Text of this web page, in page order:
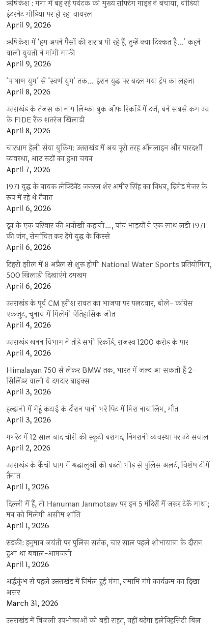
ऋषिकेश : गंगा में बह रहे पर्यटक को मुख्य राफ्टिंग गाइड ने बचाया, वीडियो
इंटरनेट मीडिया पर हो रहा वायरल
April 9, 2026
ऋषिकेश में ‘हम अपने पैसों की शराब पी रहे हैं, तुम्हें क्या दिक्कत है…’ कहने
वाली युवती ने मांगी माफी
April 9, 2026
‘पाषाण युग’ से ‘स्वर्ण युग’ तक… ईरान युद्ध पर बदल गया ट्रंप का लहजा
April 8, 2026
उत्तराखंड के तेजस का नाम लिम्का बुक ऑफ रिकॉर्ड में दर्ज, बने सबसे कम उम्र
के FIDE रैंक शतरंज खिलाड़ी
April 8, 2026
चारधाम हेली सेवा बुकिंग: उत्तराखंड में अब पूरी तरह ऑनलाइन और पारदर्शी
व्यवस्था, आठ रूटों का हुआ चयन
April 7, 2026
1971 युद्ध के नायक लेफ्टिनेंट जनरल शेर अमीर सिंह का निधन, ब्रिगेड मेजर के
रूप में रहे थे तैनात
April 6, 2026
दून के एक परिवार की अनोखी कहानी…, पांच भाइयों ने एक साथ लड़ी 1971
की जंग, रोमांचित कर देंगे युद्ध के किस्से
April 6, 2026
टिहरी झील में 8 अप्रैल से शुरू होगी National Water Sports प्रतियोगिता,
500 खिलाड़ी दिखाएंगे दमखम
April 6, 2026
उत्तराखंड के पूर्व CM हरीश रावत का भाजपा पर पलटवार, बोले- कांग्रेस
एकजुट, चुनाव में मिलेगी ऐतिहासिक जीत
April 4, 2026
उत्तराखंड खनन विभाग ने तोड़े सभी रिकॉर्ड, राजस्व 1200 करोड़ के पार
April 4, 2026
Himalayan 750 से लेकर BMW तक, भारत में जल्द आ सकती हैं 2-
सिलिंडर वाली ये दमदार बाइक्स
April 3, 2026
हल्द्वानी में गेहूं कटाई के दौरान पानी भरे पिट में गिरा नाबालिग, मौत
April 3, 2026
गगरेट में 12 साल बाद चोरी की स्कूटी बरामद, निगरानी व्यवस्था पर उठे सवाल
April 2, 2026
उत्तराखंड के कैंची धाम में श्रद्धालुओं की बढ़ती भीड़ से पुलिस अलर्ट, विशेष टीमें
तैनात
April 1, 2026
दिल्ली में हैं, तो Hanuman Janmotsav पर इन 5 मंदिरों में जरूर टेकें माथा;
मन को मिलेगी असीम शांति
April 1, 2026
रुड़की: हनुमान जयंती पर पुलिस सर्तक, चार साल पहले शोभायात्रा के दौरान
हुआ था बवाल-आगजनी
April 1, 2026
अर्द्धकुंभ से पहले उत्तराखंड में निर्मल हुई गंगा, नमामि गंगे कार्यक्रम का दिखा
असर
March 31, 2026
उत्तराखंड में बिजली उपभोक्ताओं को बड़ी राहत, नहीं बढ़ेगा इलेक्ट्रिसिटी बिल